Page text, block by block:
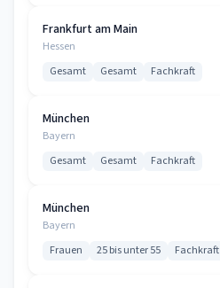
Frankfurt am Main
Hessen
Gesamt Gesamt Fachkraft
München
Bayern
Gesamt Gesamt Fachkraft
München
Bayern
Frauen 25 bis unter 55 Fachkraft